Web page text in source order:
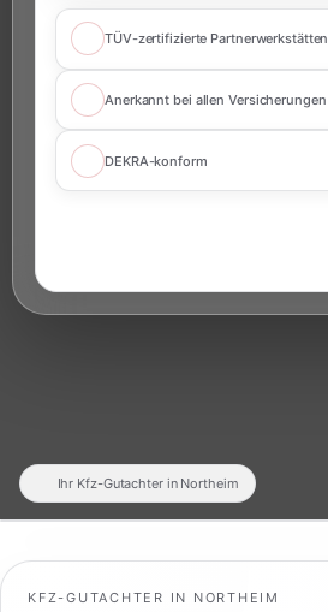
TÜV-zertifizierte Partnerwerkstätten
Anerkannt bei allen Versicherungen
DEKRA-konform
KFZ-GUTACHTER IN NORTHEIM
Ihr Kfz-Gutachter in Northeim